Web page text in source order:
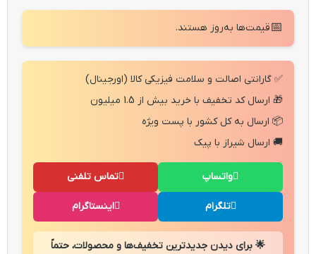
📅قیمت‌ها به‌روز هستند.
✅ گارانتی اصالت و سلامت فیزیکی کالا (اورجینال)
🎁 ارسال کد تخفیف با خرید بیش از 1.5 میلیون
📦 ارسال به کل کشور با پست ویژه
🚚 ارسال شیراز با پیک
تماس تلفنی واتساپ
اینستاگرام تلگرام
🌟 برای دیدن جدیدترین تخفیف‌ها و محصولات، حتماً